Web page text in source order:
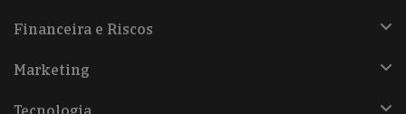
Financeira e Riscos
Marketing